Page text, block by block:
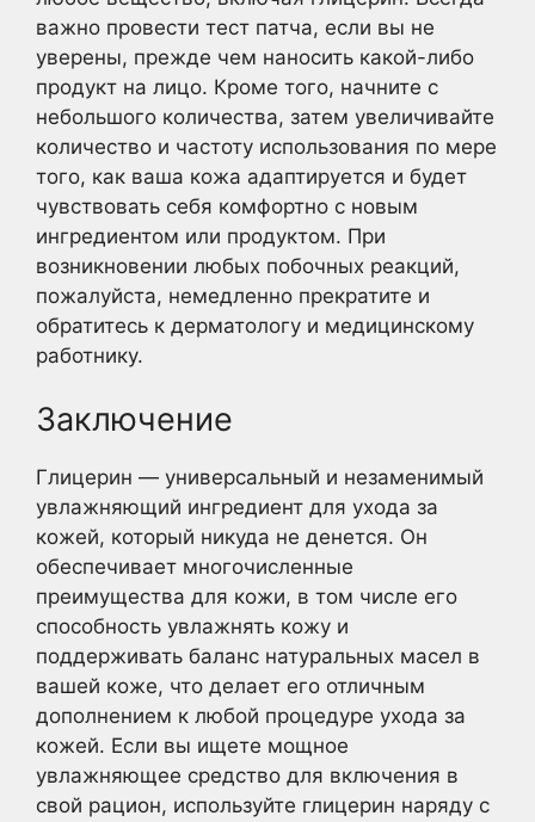
важно провести тест патча, если вы не
уверены, прежде чем наносить какой-либо
продукт на лицо. Кроме того, начните с
небольшого количества, затем увеличивайте
количество и частоту использования по мере
того, как ваша кожа адаптируется и будет
чувствовать себя комфортно с новым
ингредиентом или продуктом. При
возникновении любых побочных реакций,
пожалуйста, немедленно прекратите и
обратитесь к дерматологу и медицинскому
работнику.
Заключение
Глицерин — универсальный и незаменимый
увлажняющий ингредиент для ухода за
кожей, который никуда не денется. Он
обеспечивает многочисленные
преимущества для кожи, в том числе его
способность увлажнять кожу и
поддерживать баланс натуральных масел в
вашей коже, что делает его отличным
дополнением к любой процедуре ухода за
кожей. Если вы ищете мощное
увлажняющее средство для включения в
свой рацион, используйте глицерин наряду с